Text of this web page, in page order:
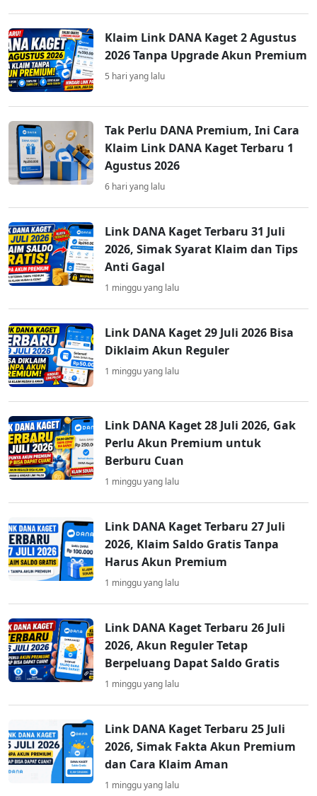
Klaim Link DANA Kaget 2 Agustus
2026 Tanpa Upgrade Akun Premium
5 hari yang lalu
Tak Perlu DANA Premium, Ini Cara
Klaim Link DANA Kaget Terbaru 1
Agustus 2026
6 hari yang lalu
Link DANA Kaget Terbaru 31 Juli
2026, Simak Syarat Klaim dan Tips
Anti Gagal
1 minggu yang lalu
Link DANA Kaget 29 Juli 2026 Bisa
Diklaim Akun Reguler
1 minggu yang lalu
Link DANA Kaget 28 Juli 2026, Gak
Perlu Akun Premium untuk
Berburu Cuan
1 minggu yang lalu
Link DANA Kaget Terbaru 27 Juli
2026, Klaim Saldo Gratis Tanpa
Harus Akun Premium
1 minggu yang lalu
Link DANA Kaget Terbaru 26 Juli
2026, Akun Reguler Tetap
Berpeluang Dapat Saldo Gratis
1 minggu yang lalu
Link DANA Kaget Terbaru 25 Juli
2026, Simak Fakta Akun Premium
dan Cara Klaim Aman
1 minggu yang lalu